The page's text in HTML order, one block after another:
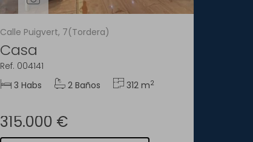
Calle Puigvert, 7(Tordera)
Casa
Ref. 004141
3 Habs
2 Baños 312 m2
315.000 €